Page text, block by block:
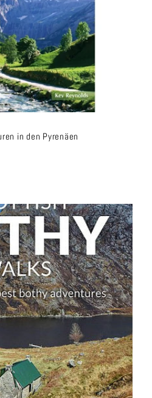
in den Pyrenäen